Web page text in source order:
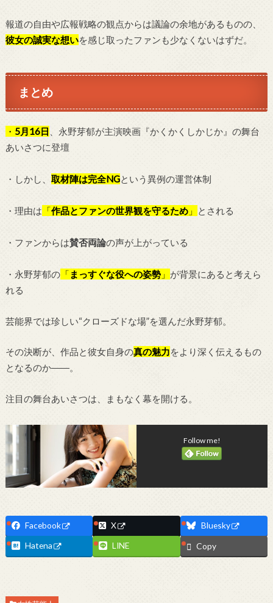
報道の自由や広報戦略の観点からは議論の余地があるものの、
彼女の誠実な想いを感じ取ったファンも少なくないはずだ。
まとめ
・ 5月16日
、永野芽郁が主演映画『かくかくしかじか』の舞台
あいさつに登壇
・しかし、 取材陣は完全NGという異例の運営体制
・理由は 「作品とファンの世界観を守るため」 とされる
・ファンからは賛否両論の声が上がっている
・永野芽郁の「 まっすぐな役への姿勢」 が背景にあると考えら
れる
芸能界では珍しい“クローズドな場”を選んだ永野芽郁。
その決断が、作品と彼女自身の真の魅力をより深く伝えるもの
となるのか――。
注目の舞台あいさつは、まもなく幕を開ける。
Follow me!
Facebook X
Bluesky
Hatena
LINE Copy